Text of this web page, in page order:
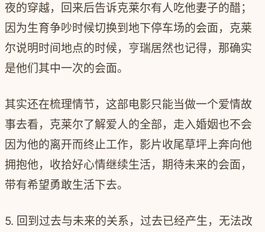
夜的穿越，回来后告诉克莱尔有人吃他妻子的醋；
因为生育争吵时候切换到地下停车场的会面，克莱
尔说明时间地点的时候，亨瑞居然也记得，那确实
是他们其中一次的会面。
其实还在梳理情节，这部电影只能当做一个爱情故
事去看，克莱尔了解爱人的全部，走入婚姻也不会
因为他的离开而终止工作，影片收尾草坪上奔向他
拥抱他，收拾好心情继续生活，期待未来的会面，
带有希望勇敢生活下去。
5. 回到过去与未来的关系，过去已经产生，无法改